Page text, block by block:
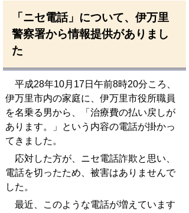
「ニセ電話」について、伊万里
警察署から情報提供がありまし
た
平成28年10月17日午前8時20分ころ、
伊万里市内の家庭に、伊万里市役所職員
を名乗る男から、「治療費の払い戻しが
あります。」という内容の電話が掛かっ
てきました。
応対した方が、ニセ電話詐欺と思い、
電話を切ったため、被害はありませんで
した。
最近、このような電話が増えています